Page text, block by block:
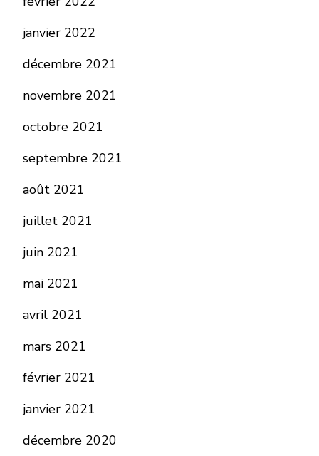
janvier 2022
décembre 2021
novembre 2021
octobre 2021
septembre 2021
août 2021
juillet 2021
juin 2021
mai 2021
avril 2021
mars 2021
février 2021
janvier 2021
décembre 2020